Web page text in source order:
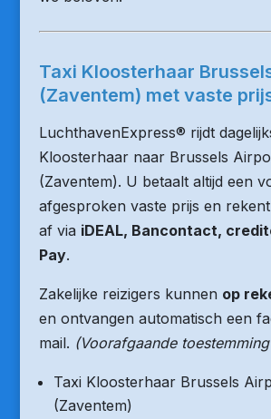
Taxi Kloosterhaar
(Zaventem) met vaste
LuchthavenExpress® rijdt
Kloosterhaar naar Brussels
(Zaventem). U betaalt altijd een
afgesproken vaste prijs en
af via iDEAL, Bancontact,
Pay.
Zakelijke reizigers kunnen op
en ontvangen automatisch een
mail. (Voorafgaande
Taxi Kloosterhaar Brussels
(Zaventem)